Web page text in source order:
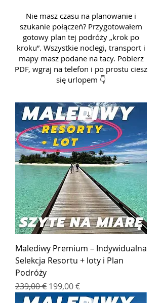
Nie masz czasu na planowanie i
szukanie połączeń? Przygotowałem
gotowy plan tej podróży „krok po
kroku”. Wszystkie noclegi, transport i
mapy masz podane na tacy. Pobierz
PDF, wgraj na telefon i po prostu ciesz
się urlopem 👇
Malediwy Premium – Indywidualna
Selekcja Resortu + loty i Plan
Podróży
Regularna cena
239,00 € Cena rabatowa
199,00 €